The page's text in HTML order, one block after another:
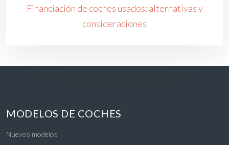
Financiación de coches usados: alternativas y
consideraciones
MODELOS DE COCHES
Nuevos modelos